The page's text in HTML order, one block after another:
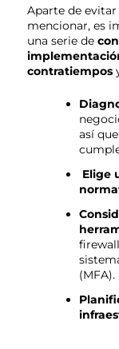
Aparte de
mencionar, es
una serie de
contratiempos
así
Elige
(MFA).